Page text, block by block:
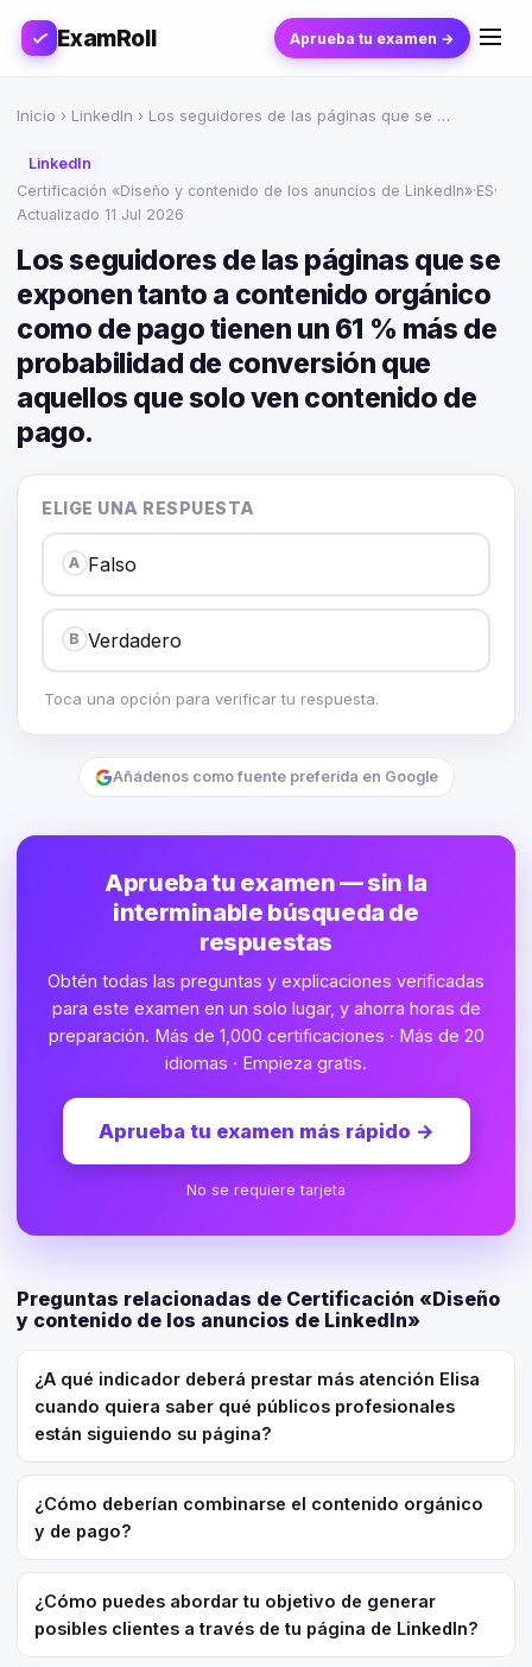
ExamRoll Aprueba tu examen →
Inicio › LinkedIn › Los seguidores de las páginas que se …
LinkedIn
Certificación «Diseño y contenido de los anuncios de LinkedIn»·ES·
Actualizado 11 Jul 2026
Los seguidores de las páginas que se
exponen tanto a contenido orgánico
como de pago tienen un 61 % más de
probabilidad de conversión que
aquellos que solo ven contenido de
pago.
ELIGE UNA RESPUESTA
A Falso
B Verdadero
Toca una opción para verificar tu respuesta.
Añádenos como fuente preferida en Google
Aprueba tu examen — sin la
interminable búsqueda de
respuestas
Obtén todas las preguntas y explicaciones verificadas
para este examen en un solo lugar, y ahorra horas de
preparación. Más de 1,000 certificaciones · Más de 20
idiomas · Empieza gratis.
Aprueba tu examen más rápido →
No se requiere tarjeta
Preguntas relacionadas de Certificación «Diseño
y contenido de los anuncios de LinkedIn»
¿A qué indicador deberá prestar más atención Elisa
cuando quiera saber qué públicos profesionales
están siguiendo su página?
¿Cómo deberían combinarse el contenido orgánico
y de pago?
¿Cómo puedes abordar tu objetivo de generar
posibles clientes a través de tu página de LinkedIn?